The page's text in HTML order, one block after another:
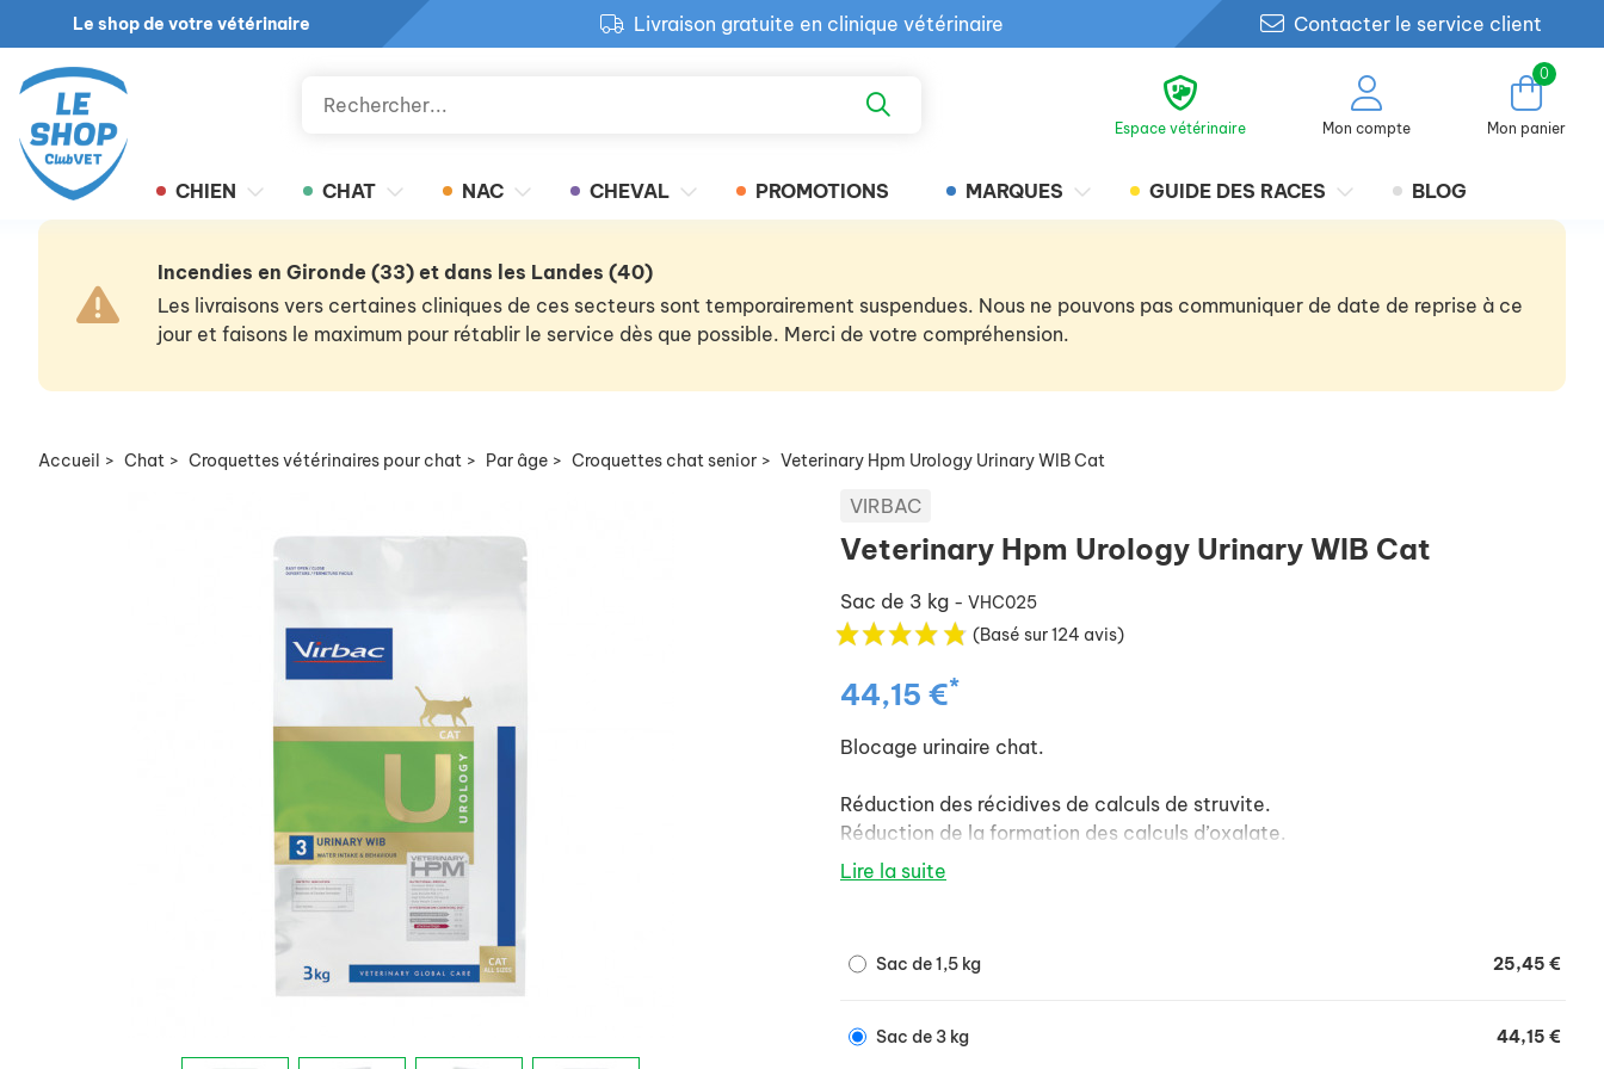
Le shop de votre vétérinaire
Livraison gratuite en clinique vétérinaire
Retour produit gratuit en clinique
Contacter le service client
Espace vétérinaire Mon compte
0
Mon panier
CHIEN CHAT NAC CHEVAL PROMOTIONS MARQUES GUIDE DES RACES BLOG
Incendies en Gironde (33) et dans les Landes (40)
Les livraisons vers certaines cliniques de ces secteurs sont temporairement suspendues. Nous ne pouvons pas communiquer de date de reprise à ce
jour et faisons le maximum pour rétablir le service dès que possible. Merci de votre compréhension.
Accueil > Chat > Croquettes vétérinaires pour chat > Par âge > Croquettes chat senior > Veterinary Hpm Urology Urinary WIB Cat
VIRBAC
Veterinary Hpm Urology Urinary WIB Cat
Sac de 3 kg - VHC025
(Basé sur 124 avis)
44,15 €*
Blocage urinaire chat.
Réduction des récidives de calculs de struvite.
Réduction de la formation des calculs d’oxalate.
théanine).
Maintien du poids optimal (densité énergétique modérée).
Lire la suite
Sac de 1,5 kg 25,45 €
Sac de 3 kg 44,15 €